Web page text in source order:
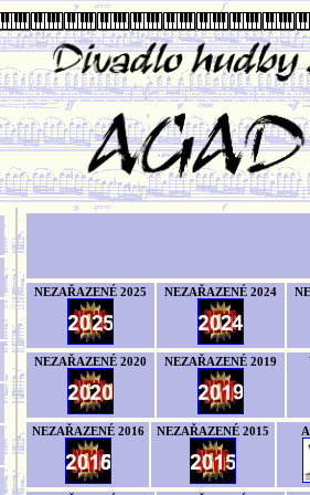
NEZAŘAZENÉ 2025 NEZAŘAZENÉ 2024
NEZAŘAZENÉ 2020 NEZAŘAZENÉ 2019
NEZAŘAZENÉ 2016 NEZAŘAZENÉ 2015